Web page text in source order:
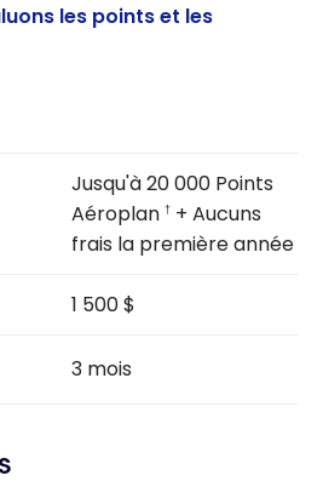
les points et les
Jusqu'à 20 000 Points
Aéroplan † + Aucuns
frais la première année
1 500 $
3 mois